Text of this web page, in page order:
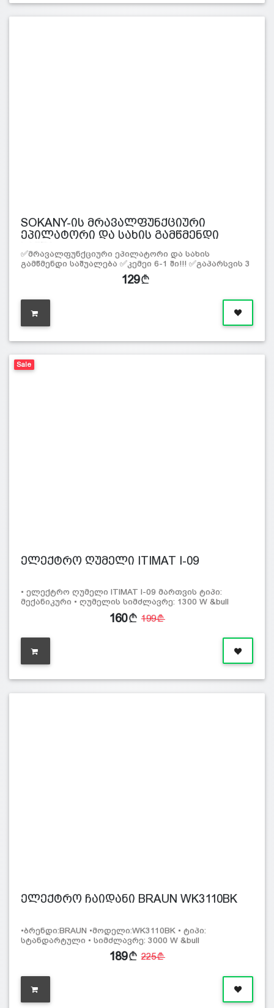
SOKANY-ის მრავალფუნქციური
ეპილატორი და სახის გამწმენდი
საშუა…
✅მრავალფუნქციური ეპილატორი და სახის
გამწმენდი საშუალება ✅კემეი 6-1 ში!!! ✅გაპარსვის 3
129
Sale
ელექტრო ღუმელი ITIMAT I-09
• ელექტრო ღუმელი ITIMAT I-09 მართვის ტიპი:
მექანიკური • ღუმელის სიმძლავრე: 1300 W &bull
160 199
ელექტრო ჩაიდანი BRAUN WK3110BK
•ბრენდი:BRAUN •მოდელი:WK3110BK • ტიპი:
სტანდარტული • სიმძლავრე: 3000 W &bull
189 225